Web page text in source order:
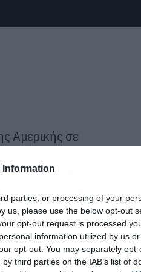
Information
parties, or processing of your
us, please use the below opt-out
opt-out request is processed
information utilized by us
opt-out. You may separately
third parties on the IAB’s list of
Αμερικής σε
φίλους του
Μας πάει
κεντρική
φόβο της
τριγύρω σου.
αν το δεις με